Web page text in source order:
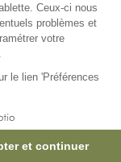
clôture béton -
Ceux-ci nous
problèmes et
votre
le lien 'Préférences
et continuer